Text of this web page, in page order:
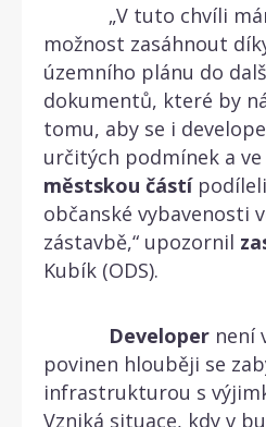
„V tuto chvíli
možnost zasáhnout
územního plánu do
dokumentů, které by
tomu, aby se i
určitých podmínek a
městskou částí
občanské vybavenosti
zástavbě,“ upozornil
Kubík (ODS).
Developer není
povinen hlouběji se
infrastrukturou s
Vzniká situace, kdy v